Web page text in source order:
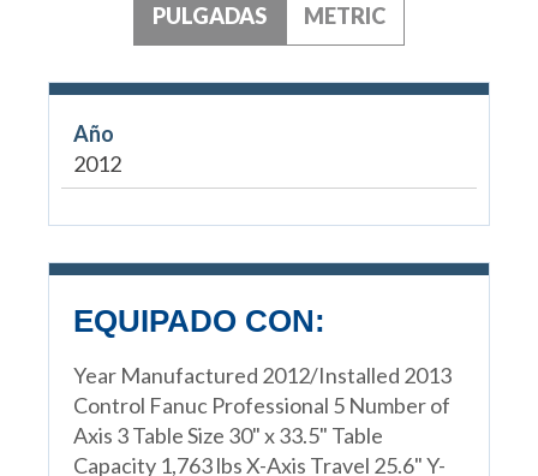
PULGADAS METRIC
Año
2012
EQUIPADO CON:
Year Manufactured 2012/Installed 2013
Control Fanuc Professional 5 Number of
Axis 3 Table Size 30" x 33.5" Table
Capacity 1,763 lbs X-Axis Travel 25.6" Y-